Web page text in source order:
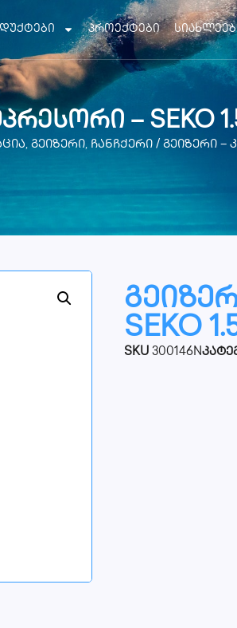
პროექტები
– SEKO
გეიზერი, ჩანჩქერი / გეიზერი –
SEKO
SKU 300146N